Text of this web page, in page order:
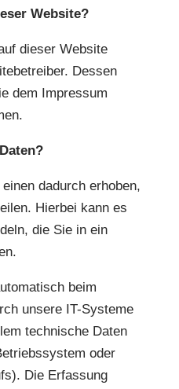
Website?
dieser Website
Dessen
dem Impressum
dadurch erhoben,
Hierbei kann es
die Sie in ein
beim
unsere IT-Systeme
technische Daten
oder
Die Erfassung